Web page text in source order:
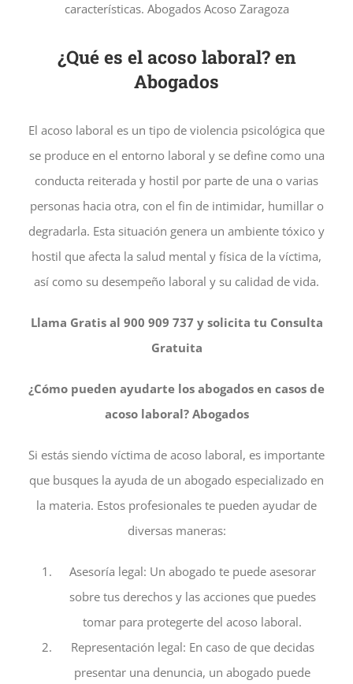
características. Abogados Acoso Zaragoza
¿Qué es el acoso laboral? en
Abogados
El acoso laboral es un tipo de violencia psicológica que
se produce en el entorno laboral y se define como una
conducta reiterada y hostil por parte de una o varias
personas hacia otra, con el fin de intimidar, humillar o
degradarla. Esta situación genera un ambiente tóxico y
hostil que afecta la salud mental y física de la víctima,
así como su desempeño laboral y su calidad de vida.
Llama Gratis al 900 909 737 y solicita tu Consulta
Gratuita
¿Cómo pueden ayudarte los abogados en casos de
acoso laboral? Abogados
Si estás siendo víctima de acoso laboral, es importante
que busques la ayuda de un abogado especializado en
la materia. Estos profesionales te pueden ayudar de
diversas maneras:
Asesoría legal: Un abogado te puede asesorar
sobre tus derechos y las acciones que puedes
tomar para protegerte del acoso laboral.
Representación legal: En caso de que decidas
presentar una denuncia, un abogado puede